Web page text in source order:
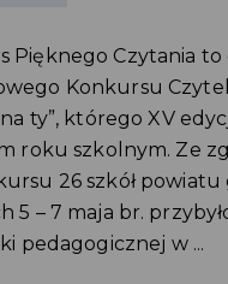
Pięknego Czytania
Konkursu
na ty”, którego XV
roku szkolnym. Ze
26 szkół powiatu
5 – 7 maja br.
pedagogicznej w ...